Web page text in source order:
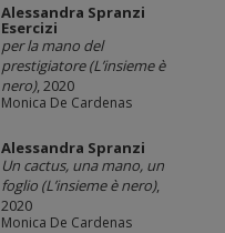
Alessandra Spranzi
Esercizi
per la mano del
prestigiatore (L’insieme è
nero), 2020
Monica De Cardenas
Alessandra Spranzi
Un cactus, una mano, un
foglio (L’insieme è nero),
2020
Monica De Cardenas